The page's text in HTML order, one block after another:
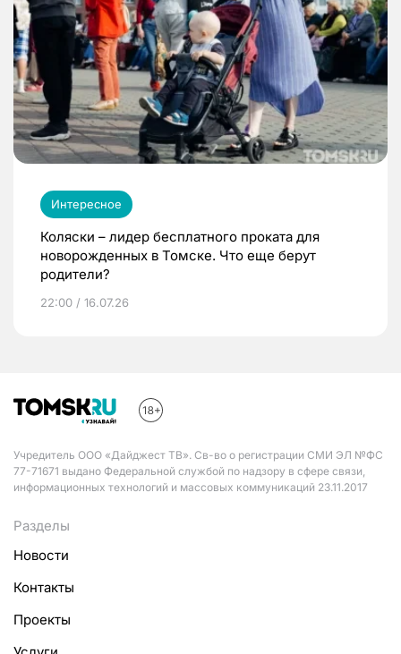
Интересное
Коляски – лидер бесплатного проката для
новорожденных в Томске. Что еще берут
родители?
22:00 / 16.07.26
Учредитель ООО «Дайджест ТВ». Св-во о регистрации СМИ ЭЛ №ФС
77-71671 выдано Федеральной службой по надзору в сфере связи,
информационных технологий и массовых коммуникаций 23.11.2017
Разделы
Новости
Контакты
Проекты